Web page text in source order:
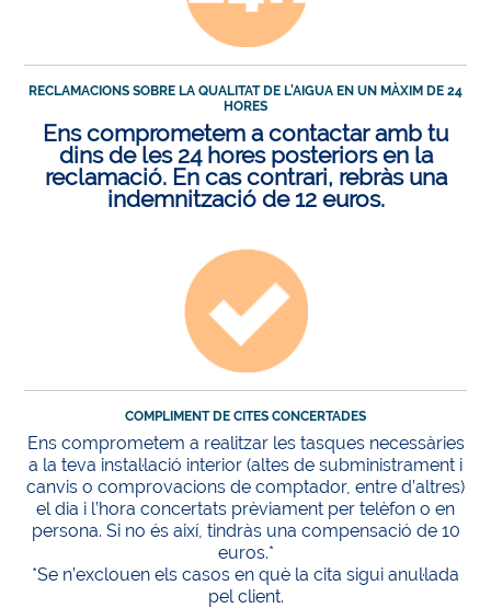
RECLAMACIONS SOBRE LA QUALITAT DE L’AIGUA EN UN MÀXIM DE 24
HORES
Ens comprometem a contactar amb tu
dins de les 24 hores posteriors en la
reclamació. En cas contrari, rebràs una
indemnització de 12 euros.
COMPLIMENT DE CITES CONCERTADES
Ens comprometem a realitzar les tasques necessàries
a la teva instal·lació interior (altes de subministrament i
canvis o comprovacions de comptador, entre d’altres)
el dia i l’hora concertats prèviament per telèfon o en
persona. Si no és així, tindràs una compensació de 10
euros.*
*Se n’exclouen els casos en què la cita sigui anul·lada
pel client.